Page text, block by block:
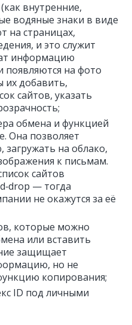
внутренние,
водяные знаки в виде
на страницах,
и это служит
информацию
появляются на фото
их добавить,
сайтов, указать
обмена и функцией
Она позволяет
на облако,
к письмам.
сайтов
— тогда
не окажутся за её
которые можно
или вставить
защищает
но не
копирования;
ID под личными